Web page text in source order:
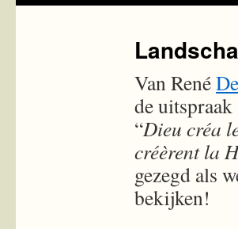
Van René
de uitspraak
“Dieu créa
créèrent la
gezegd als
bekijken!